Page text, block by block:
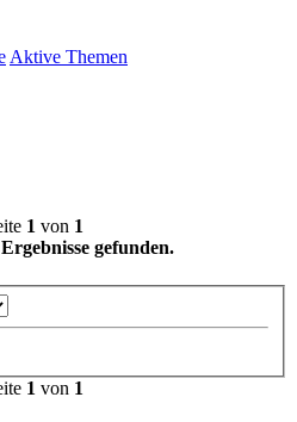
Aktive Themen
1 von 1
gefunden.
1 von 1